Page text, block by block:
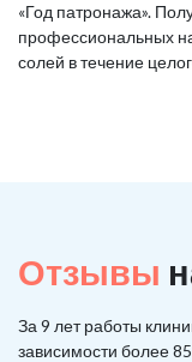
«Год патронажа».
профессиональных
солей в течение
Отзывы
За 9 лет работы
зависимости более